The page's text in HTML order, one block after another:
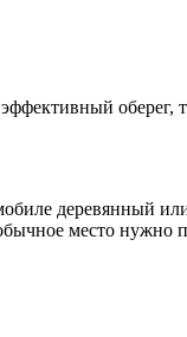
оберег,
деревянный
место нужно